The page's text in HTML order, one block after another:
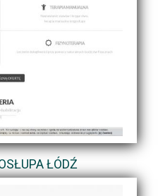
ŁÓDŹ